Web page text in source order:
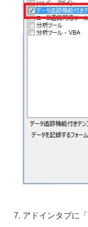
アドインタブに「